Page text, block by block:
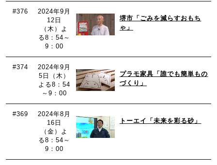
#376
2024年9月
12日
（木）よ
る8：54～
9：00
堺市「ごみを減らすおもち
ゃ」
#374
2024年9月
5日（木）
よる8：54
～9：00
プラモ家具「誰でも簡単もの
づくり」
#369
2024年8月
16日
（金）よ
る8：54～
9：00
トーエイ「未来を彩る砂」